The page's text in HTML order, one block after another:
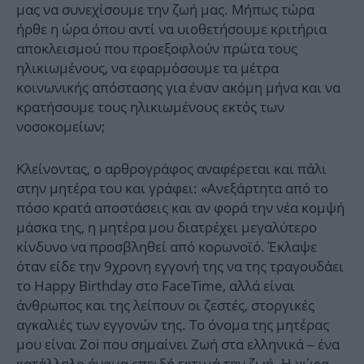
μας να συνεχίσουμε την ζωή μας. Μήπως τώρα
ήρθε η ώρα όπου αντί να υιοθετήσουμε κριτήρια
αποκλεισμού που προεξοφλούν πρώτα τους
ηλικιωμένους, να εφαρμόσουμε τα μέτρα
κοινωνικής απόστασης για έναν ακόμη μήνα και να
κρατήσουμε τους ηλικιωμένους εκτός των
νοσοκομείων;
Κλείνοντας, ο αρθρογράφος αναφέρεται και πάλι
στην μητέρα του και γράφει: «Ανεξάρτητα από το
πόσο κρατά αποστάσεις και αν φορά την νέα κομψή
μάσκα της, η μητέρα μου διατρέχει μεγαλύτερο
κίνδυνο να προσβληθεί από κορωνοϊό. Έκλαψε
όταν είδε την 9χρονη εγγονή της να της τραγουδάει
το Happy Birthday στο FaceTime, αλλά είναι
άνθρωπος και της λείπουν οι ζεστές, στοργικές
αγκαλιές των εγγονών της. Το όνομα της μητέρας
μου είναι Zoi που σημαίνει Ζωή στα ελληνικά – ένα